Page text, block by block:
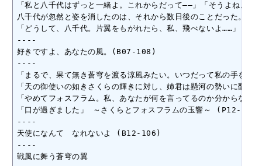
「私と八千代はずっと一緒よ。これからだって――」「そうよね。ご
八千代が忽然と姿を消したのは、それから数日後のことだった。
「どうして、八千代。片翼をもがれたら、私、飛べないよ……」
----
好きですよ、あなたの風。(B07-108)
----
「まるで、果て無き蒼穹を渡る涼風みたい。いつだって私の手をす
「天の御使いの如きさくらの輝きに対し、姉君は懸河の勢いに翻
「やめてフォスフラム。私、あなたが何を言ってるのか分からない
「口が過ぎました」 ～さくらとフォスフラムの玉響～ (P12-006)
----
天使になんて　なれないよ (B12-106)
----
戦風に舞う蒼穹の翼